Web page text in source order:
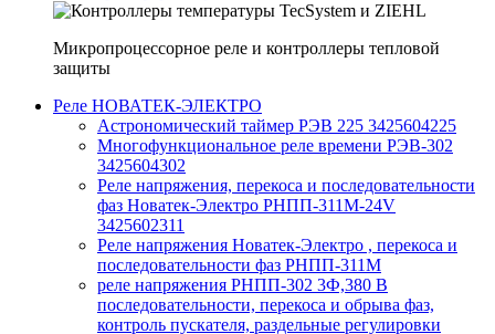
Микропроцессорное реле и контроллеры тепловой
защиты
Реле НОВАТЕК-ЭЛЕКТРО
Астрономический таймер РЭВ 225 3425604225
Многофункциональное реле времени РЭВ-302
3425604302
Реле напряжения, перекоса и последовательности
фаз Новатек-Электро РНПП-311М-24V
3425602311
Реле напряжения Новатек-Электро , перекоса и
последовательности фаз РНПП-311М
реле напряжения РНПП-302 3Ф,380 В
последовательности, перекоса и обрыва фаз,
контроль пускателя, раздельные регулировки